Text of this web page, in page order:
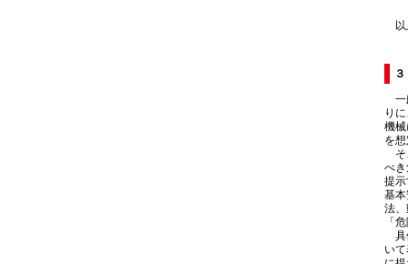
以
一
り
機
を
そ
べ
提
基
法
「
具
い